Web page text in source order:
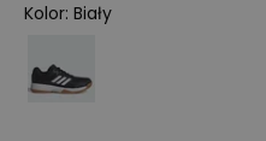
Kolor: Biały